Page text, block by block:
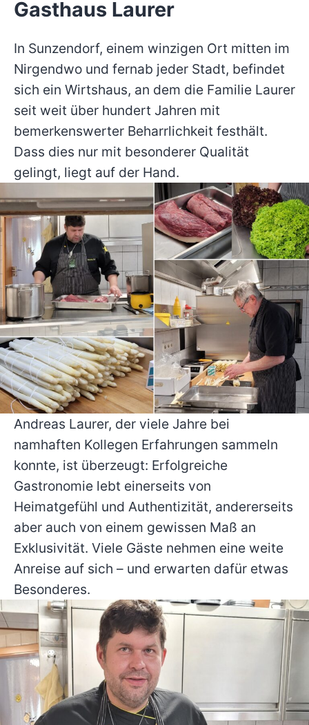
Gasthaus Laurer
In Sunzendorf, einem winzigen Ort mitten im
Nirgendwo und fernab jeder Stadt, befindet
sich ein Wirtshaus, an dem die Familie Laurer
seit weit über hundert Jahren mit
bemerkenswerter Beharrlichkeit festhält.
Dass dies nur mit besonderer Qualität
gelingt, liegt auf der Hand.
Andreas Laurer, der viele Jahre bei
namhaften Kollegen Erfahrungen sammeln
konnte, ist überzeugt: Erfolgreiche
Gastronomie lebt einerseits von
Heimatgefühl und Authentizität, andererseits
aber auch von einem gewissen Maß an
Exklusivität. Viele Gäste nehmen eine weite
Anreise auf sich – und erwarten dafür etwas
Besonderes.